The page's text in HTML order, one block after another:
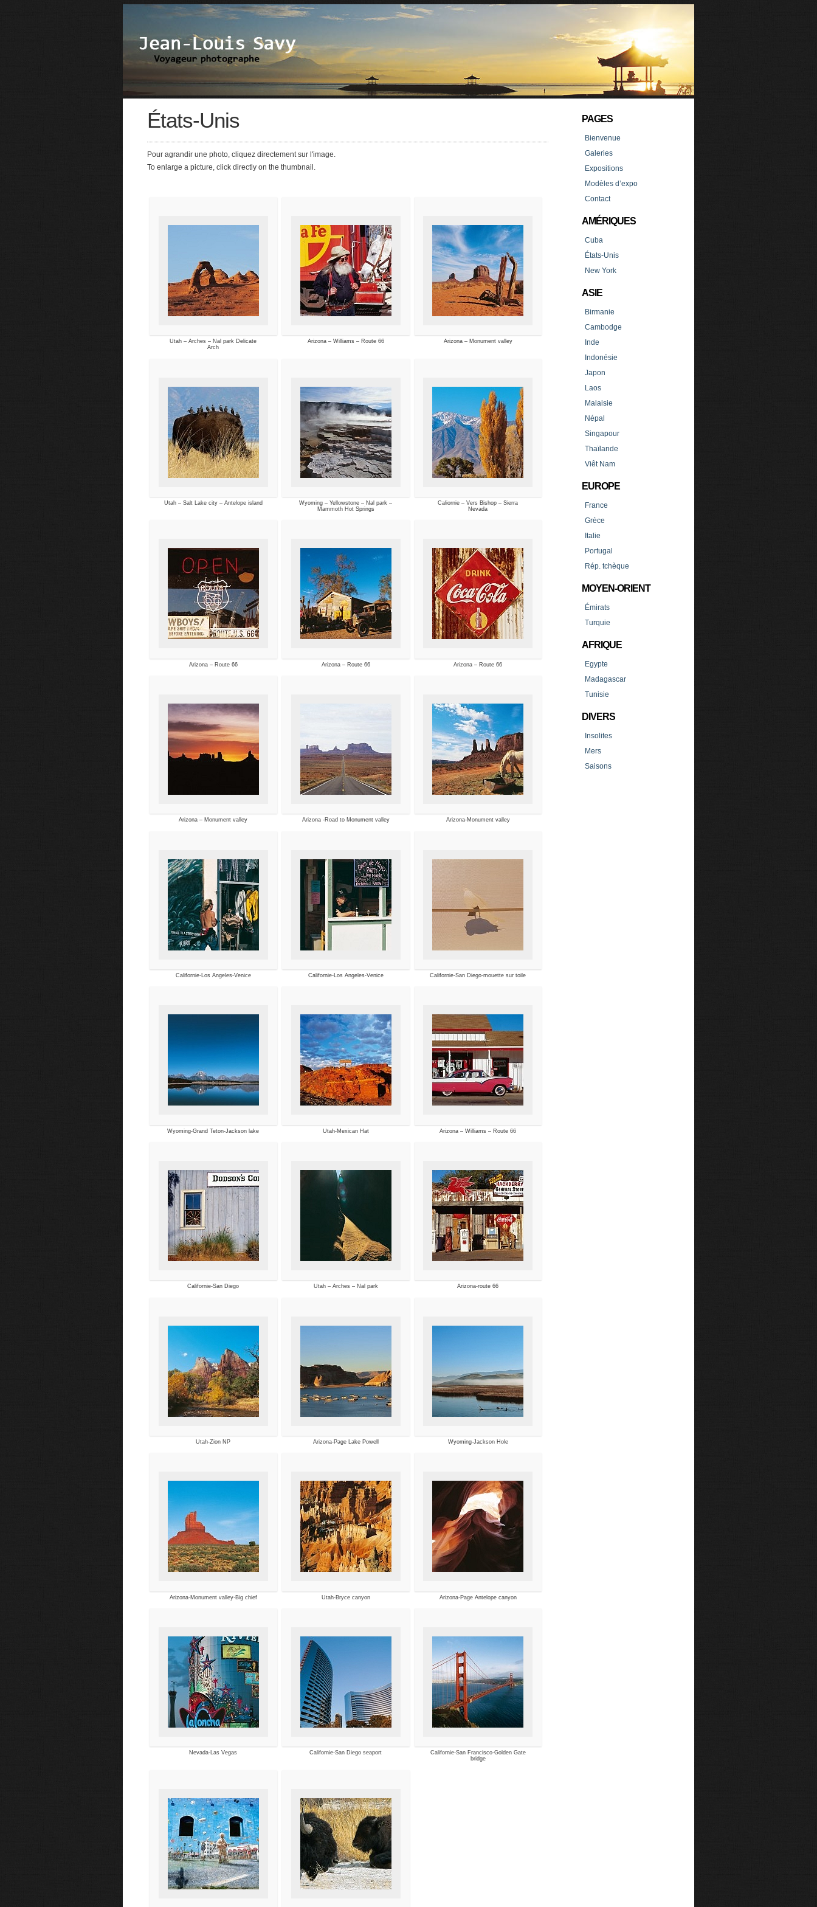
États-Unis
Pour agrandir une photo, cliquez directement sur l'image.
To enlarge a picture, click directly on the thumbnail.
Utah – Arches – Nal park Delicate
Arch
Arizona – Williams – Route 66 Arizona – Monument valley
Utah – Salt Lake city – Antelope island
Wyoming – Yellowstone – Nal park –
Mammoth Hot Springs
Caliornie – Vers Bishop – Sierra
Nevada
Arizona – Route 66 Arizona – Route 66 Arizona – Route 66
Arizona – Monument valley Arizona -Road to Monument valley Arizona-Monument valley
Californie-Los Angeles-Venice Californie-Los Angeles-Venice Californie-San Diego-mouette sur toile
Wyoming-Grand Teton-Jackson lake Utah-Mexican Hat Arizona – Williams – Route 66
Californie-San Diego Utah – Arches – Nal park Arizona-route 66
Utah-Zion NP Arizona-Page Lake Powell Wyoming-Jackson Hole
Arizona-Monument valley-Big chief Utah-Bryce canyon Arizona-Page Antelope canyon
Nevada-Las Vegas Californie-San Diego seaport
Californie-San Francisco-Golden Gate
bridge
PAGES
Bienvenue
Galeries
Expositions
Modèles d’expo
Contact
AMÉRIQUES
Cuba
États-Unis
New York
ASIE
Birmanie
Cambodge
Inde
Indonésie
Japon
Laos
Malaisie
Népal
Singapour
Thaïlande
Viêt Nam
EUROPE
France
Grèce
Italie
Portugal
Rép. tchèque
MOYEN-ORIENT
Émirats
Turquie
AFRIQUE
Egypte
Madagascar
Tunisie
DIVERS
Insolites
Mers
Saisons